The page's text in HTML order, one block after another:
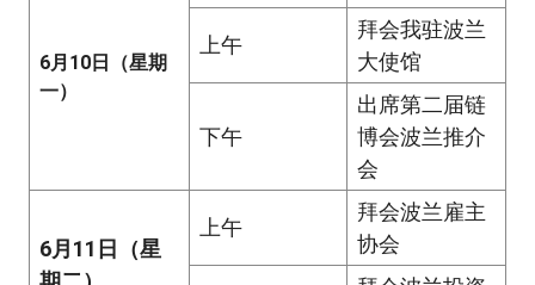
6月10日（星期
一）
上午
拜会我驻波兰
大使馆
下午
出席第二届链
博会波兰推介
会
6月11日（星
上午
拜会波兰雇主
协会